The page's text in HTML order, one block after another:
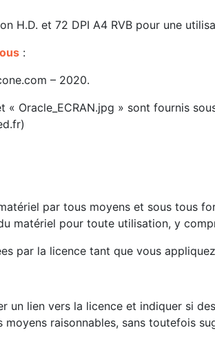
H.D. et 72 DPI A4 RVB pour une
:
– 2020.
« Oracle_ECRAN.jpg » sont fournis
par tous moyens et sous tous
matériel pour toute utilisation, y
par la licence tant que vous
lien vers la licence et indiquer si
raisonnables, sans toutefois